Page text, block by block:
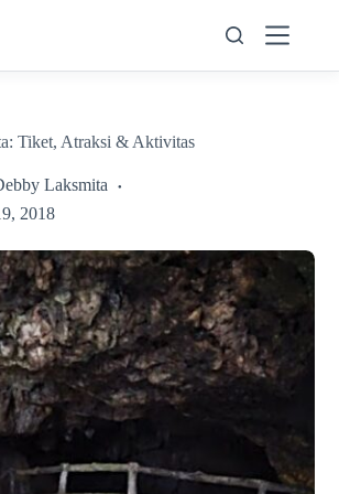
Tiket, Atraksi & Aktivitas
Laksmita
2018